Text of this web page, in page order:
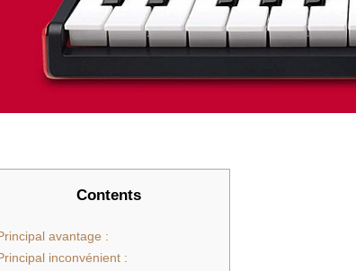
Contents
avantage :
inconvénient :